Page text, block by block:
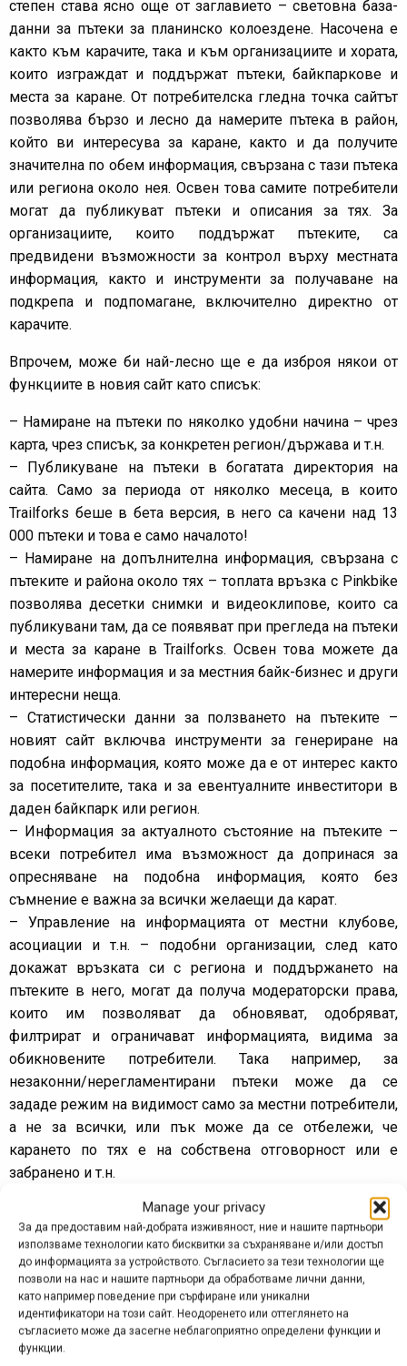
Manage your privacy
За да предоставим най-добрата изживяност, ние и нашите партньори
използваме технологии като бисквитки за съхраняване и/или достъп
до информацията за устройството. Съгласието за тези технологии ще
позволи на нас и нашите партньори да обработваме лични данни,
като например поведение при сърфиране или уникални
идентификатори на този сайт. Неодоренето или оттеглянето на
съгласието може да засегне неблагоприятно определени функции и
функции.
степен става ясно още от заглавието – световна база-
данни за пътеки за планинско колоездене. Насочена е
както към карачите, така и към организациите и хората,
които изграждат и поддържат пътеки, байкпаркове и
места за каране. От потребителска гледна точка сайтът
позволява бързо и лесно да намерите пътека в район,
който ви интересува за каране, както и да получите
значителна по обем информация, свързана с тази пътека
или региона около нея. Освен това самите потребители
могат да публикуват пътеки и описания за тях. За
организациите, които поддържат пътеките, са
предвидени възможности за контрол върху местната
информация, както и инструменти за получаване на
подкрепа и подпомагане, включително директно от
карачите.
Впрочем, може би най-лесно ще е да изброя някои от
функциите в новия сайт като списък:
– Намиране на пътеки по няколко удобни начина – чрез
карта, чрез списък, за конкретен регион/държава и т.н.
– Публикуване на пътеки в богатата директория на
сайта. Само за периода от няколко месеца, в които
Trailforks беше в бета версия, в него са качени над 13
000 пътеки и това е само началото!
– Намиране на допълнителна информация, свързана с
пътеките и района около тях – топлата връзка с Pinkbike
позволява десетки снимки и видеоклипове, които са
публикувани там, да се появяват при прегледа на пътеки
и места за каране в Trailforks. Освен това можете да
намерите информация и за местния байк-бизнес и други
интересни неща.
– Статистически данни за ползването на пътеките –
новият сайт включва инструменти за генериране на
подобна информация, която може да е от интерес както
за посетителите, така и за евентуалните инвеститори в
даден байкпарк или регион.
– Информация за актуалното състояние на пътеките –
всеки потребител има възможност да допринася за
опресняване на подобна информация, която без
съмнение е важна за всички желаещи да карат.
– Управление на информацията от местни клубове,
асоциации и т.н. – подобни организации, след като
докажат връзката си с региона и поддържането на
пътеките в него, могат да получа модераторски права,
които им позволяват да обновяват, одобряват,
филтрират и ограничават информацията, видима за
обикновените потребители. Така например, за
незаконни/нерегламентирани пътеки може да се
зададе режим на видимост само за местни потребители,
а не за всички, или пък може да се отбележи, че
карането по тях е на собствена отговорност или е
забранено и т.н.
– Възможност за подпомагане на хората и
организациите, които поддържат пътеките – това може
да стане по няколко начина, включително и чрез
директно финансово подпомагане със съответните
инструменти в сайта.
– Възможност за добавяне на записи от пътеките,
направени със спортни приложения като Strava.
– Пълна съвместимост с мобилни устройства.